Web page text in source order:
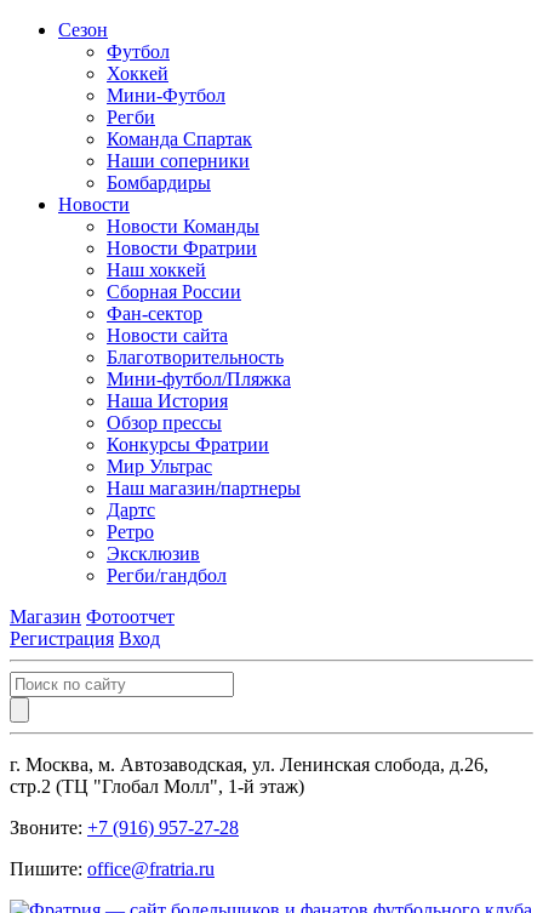
Сезон
Футбол
Хоккей
Мини-Футбол
Регби
Команда Спартак
Наши соперники
Бомбардиры
Новости
Новости Команды
Новости Фратрии
Наш хоккей
Сборная России
Фан-cектор
Новости сайта
Благотворительность
Мини-футбол/Пляжка
Наша История
Обзор прессы
Конкурсы Фратрии
Мир Ультрас
Наш магазин/партнеры
Дартс
Ретро
Эксклюзив
Регби/гандбол
Магазин Фотоотчет
Регистрация Вход
г. Москва, м. Автозаводская, ул. Ленинская слобода, д.26,
стр.2 (ТЦ "Глобал Молл", 1-й этаж)
Звоните: +7 (916) 957-27-28
Пишите: office@fratria.ru